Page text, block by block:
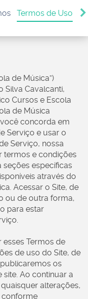
Termos de Uso
de Música”)
Silva Cavalcanti,
Cursos e Escola
de Música
você concorda em
Serviço e usar o
Serviço, nossa
termos e condições
seções específicas
através do
Acessar o Site, de
ou de outra forma,
para estar
Termos de
de uso do Site, de
os
site. Ao continuar a
alterações,
conforme